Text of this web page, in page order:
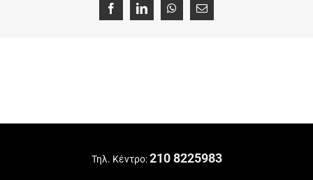
FacebookLinkedInWhatsApp
Email
Τηλ. Κέντρο:210 8225983